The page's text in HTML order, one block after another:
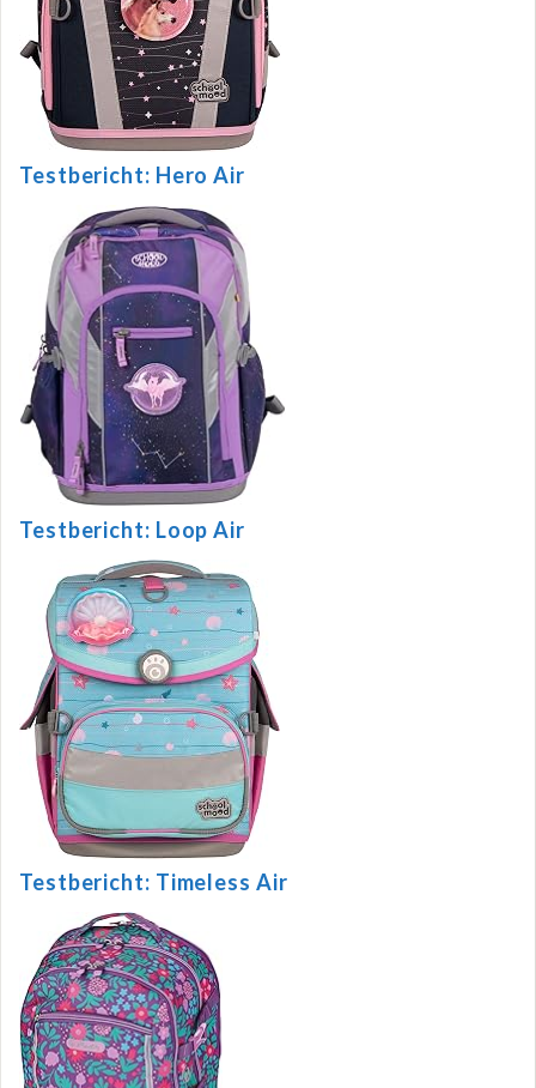
Testbericht: Hero Air
Testbericht: Loop Air
Testbericht: Timeless Air